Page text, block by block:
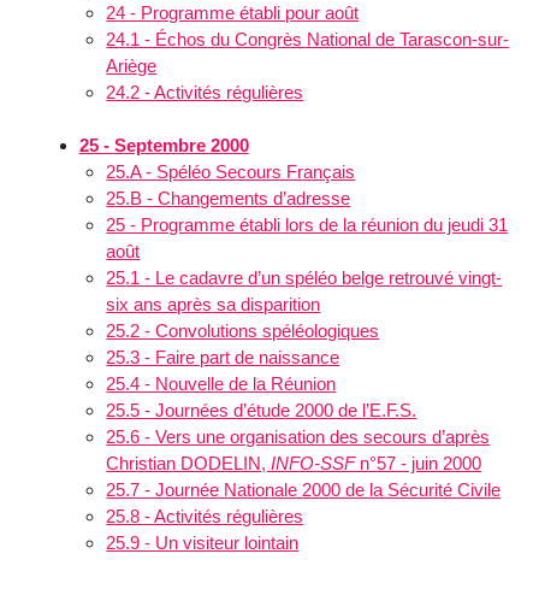
24 - Programme établi pour août
24.1 - Échos du Congrès National de Tarascon-sur-
Ariège
24.2 - Activités régulières
25 - Septembre 2000
25.A - Spéléo Secours Français
25.B - Changements d’adresse
25 - Programme établi lors de la réunion du jeudi 31
août
25.1 - Le cadavre d’un spéléo belge retrouvé vingt-
six ans après sa disparition
25.2 - Convolutions spéléologiques
25.3 - Faire part de naissance
25.4 - Nouvelle de la Réunion
25.5 - Journées d’étude 2000 de l’E.F.S.
25.6 - Vers une organisation des secours d’après
Christian DODELIN,INFO-SSFn°57 - juin 2000
25.7 - Journée Nationale 2000 de la Sécurité Civile
25.8 - Activités régulières
25.9 - Un visiteur lointain